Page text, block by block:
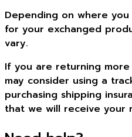
Depending on where
for your exchanged
vary.
If you are returning
may consider using a
purchasing shipping
that we will receive your